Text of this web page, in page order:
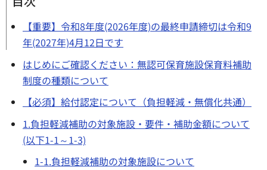
【重要】令和8年度(2026年度)の最終申請締切は令和9
年(2027年)4月12日です
はじめにご確認ください：無認可保育施設保育料補助
制度の種類について
【必須】給付認定について（負担軽減・無償化共通）
1.負担軽減補助の対象施設・要件・補助金額について
(以下1-1～1-3)
1-1.負担軽減補助の対象施設について